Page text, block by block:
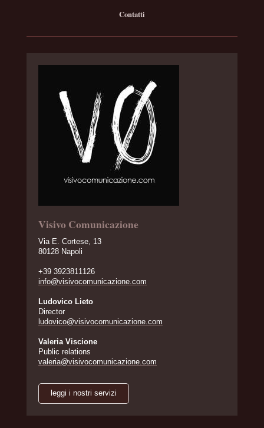
Contatti
Visivo Comunicazione
Via E. Cortese, 13
80128 Napoli
+39 3923811126
info@visivocomunicazione.com
Ludovico Lieto
Director
ludovico@visivocomunicazione.com
Valeria Viscione
Public relations
valeria@visivocomunicazione.com
leggi i nostri servizi